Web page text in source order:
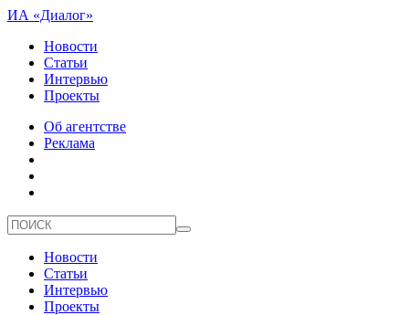
ИА «Диалог»
Новости
Статьи
Интервью
Проекты
Об агентстве
Реклама
Новости
Статьи
Интервью
Проекты